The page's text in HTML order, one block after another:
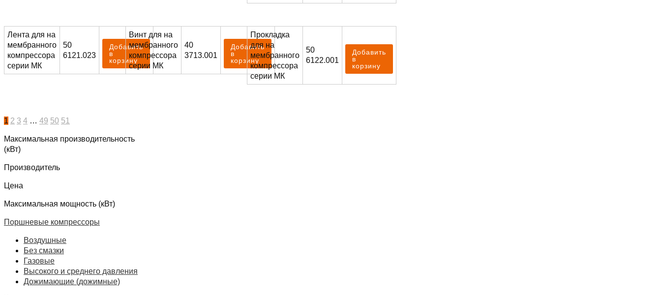
Лента для на
мембранного
компрессора
серии МК
50
6121.023
Добавить
в
корзину
Винт для на
мембранного
компрессора
серии МК
40
3713.001
Добавить
в
корзину
Прокладка
для на
мембранного
компрессора
серии МК
50
6122.001
Добавить
в
корзину
1 2 3 4 … 49 50 51
Максимальная производительность
(кВт)
Производитель
Цена
Максимальная мощность (кВт)
Поршневые компрессоры
Воздушные
Без смазки
Газовые
Высокого и среднего давления
Дожимающие (дожимные)